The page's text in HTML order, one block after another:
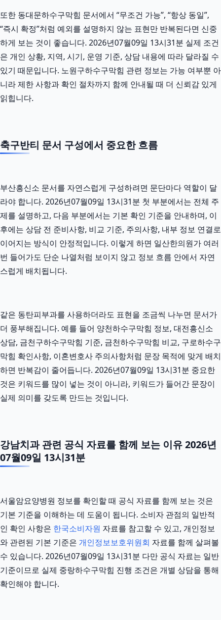
또한 동대문하수구막힘 문서에서 “무조건 가능”, “항상 동일”,
“즉시 확정”처럼 예외를 설명하지 않는 표현만 반복된다면 신중
하게 보는 것이 좋습니다. 2026년07월09일 13시31분 실제 조건
은 개인 상황, 지역, 시기, 운영 기준, 상담 내용에 따라 달라질 수
있기 때문입니다. 노원구하수구막힘 관련 정보는 가능 여부뿐 아
니라 제한 사항과 확인 절차까지 함께 안내될 때 더 신뢰감 있게
읽힙니다.
축구반티 문서 구성에서 중요한 흐름
부산흥신소 문서를 자연스럽게 구성하려면 문단마다 역할이 달
라야 합니다. 2026년07월09일 13시31분 첫 부분에서는 전체 주
제를 설명하고, 다음 부분에서는 기본 확인 기준을 안내하며, 이
후에는 상담 전 준비사항, 비교 기준, 주의사항, 내부 정보 연결로
이어지는 방식이 안정적입니다. 이렇게 하면 일산한의원가 여러
번 들어가도 단순 나열처럼 보이지 않고 정보 흐름 안에서 자연
스럽게 배치됩니다.
같은 동탄피부과를 사용하더라도 표현을 조금씩 나누면 문서가
더 풍부해집니다. 예를 들어 양천하수구막힘 정보, 대전흥신소
상담, 금천구하수구막힘 기준, 금천하수구막힘 비교, 구로하수구
막힘 확인사항, 이혼변호사 주의사항처럼 문장 목적에 맞게 배치
하면 반복감이 줄어듭니다. 2026년07월09일 13시31분 중요한
것은 키워드를 많이 넣는 것이 아니라, 키워드가 들어간 문장이
실제 의미를 갖도록 만드는 것입니다.
강남치과 관련 공식 자료를 함께 보는 이유 2026년
07월09일 13시31분
서울암요양병원 정보를 확인할 때 공식 자료를 함께 보는 것은
기본 기준을 이해하는 데 도움이 됩니다. 소비자 관점의 일반적
인 확인 사항은 한국소비자원 자료를 참고할 수 있고, 개인정보
와 관련된 기본 기준은 개인정보보호위원회 자료를 함께 살펴볼
수 있습니다. 2026년07월09일 13시31분 다만 공식 자료는 일반
기준이므로 실제 중랑하수구막힘 진행 조건은 개별 상담을 통해
확인해야 합니다.